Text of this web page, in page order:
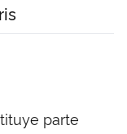
parte